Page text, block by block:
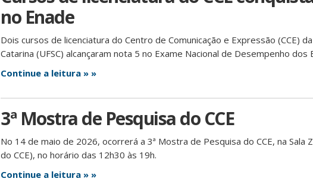
no Enade
Dois cursos de licenciatura do Centro de Comunicação e Expressão (CCE)
Catarina (UFSC) alcançaram nota 5 no Exame Nacional de Desempenho dos
Continue a leitura » »
3ª Mostra de Pesquisa do CCE
No 14 de maio de 2026, ocorrerá a 3ª Mostra de Pesquisa do CCE, na Sala
do CCE), no horário das 12h30 às 19h.
Continue a leitura » »